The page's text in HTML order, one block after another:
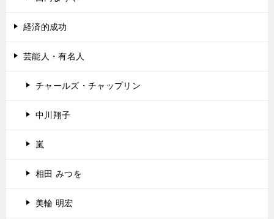
経済的成功
芸能人・有名人
チャールズ・チャップリン
中川翔子
嵐
相田 みつを
美輪 明宏